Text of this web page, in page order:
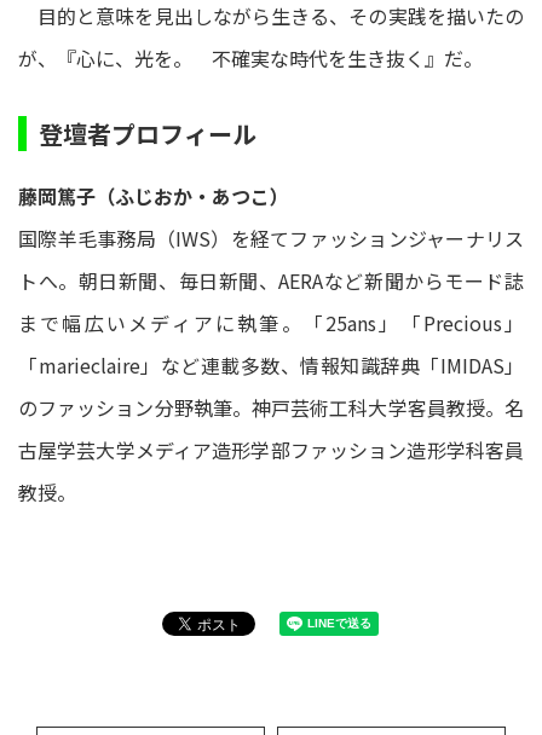
目的と意味を見出しながら生きる、その実践を描いたの
が、『心に、光を。 不確実な時代を生き抜く』だ。
登壇者プロフィール
藤岡篤子（ふじおか・あつこ）
国際羊毛事務局（IWS）を経てファッションジャーナリス
トへ。朝日新聞、毎日新聞、AERAなど新聞からモード誌
まで幅広いメディアに執筆。「25ans」「Precious」
「marieclaire」など連載多数、情報知識辞典「IMIDAS」
のファッション分野執筆。神戸芸術工科大学客員教授。名
古屋学芸大学メディア造形学部ファッション造形学科客員
教授。